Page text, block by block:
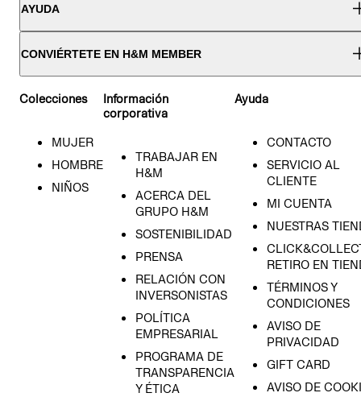
AYUDA
CONVIÉRTETE EN H&M MEMBER
Colecciones
MUJER
HOMBRE
NIÑOS
Información
corporativa
TRABAJAR EN
H&M
ACERCA DEL
GRUPO H&M
SOSTENIBILIDAD
PRENSA
RELACIÓN CON
INVERSONISTAS
POLÍTICA
EMPRESARIAL
PROGRAMA DE
TRANSPARENCIA
Y ÉTICA
Ayuda
CONTACTO
SERVICIO AL
CLIENTE
MI CUENTA
NUESTRAS
RETIRO EN
TÉRMINOS Y
CONDICIONES
AVISO DE
PRIVACIDAD
GIFT CARD
AVISO DE